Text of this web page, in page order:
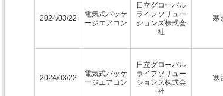
2024/03/22
電気式パッケ
ージエアコン
日立グローバル
ライフソリュー
ションズ株式会
社
寒
2024/03/22
電気式パッケ
ージエアコン
日立グローバル
ライフソリュー
ションズ株式会
社
寒